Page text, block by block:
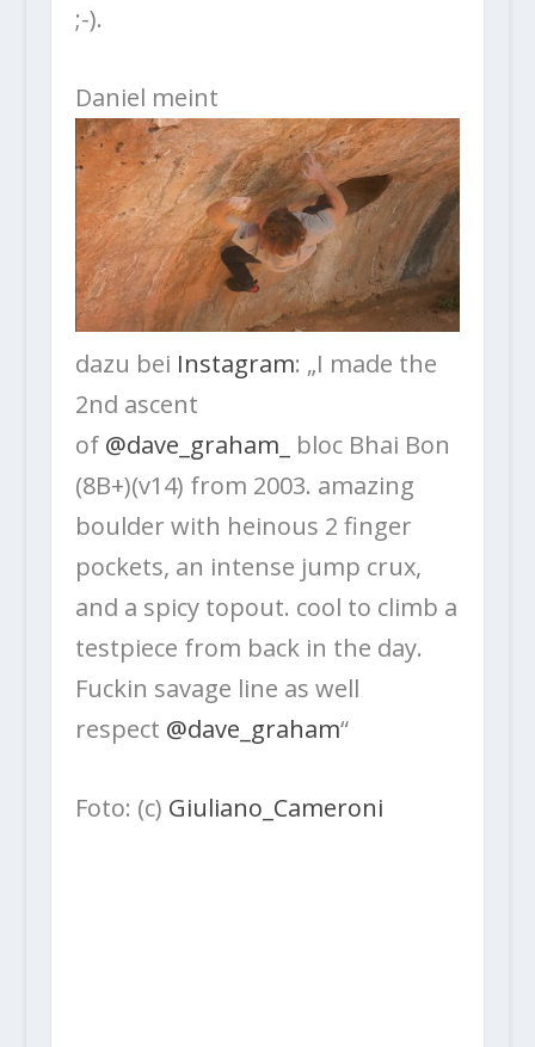
;-).
Daniel meint
dazu bei Instagram: „I made the
2nd ascent
of @dave_graham_
bloc Bhai Bon
(8B+)(v14) from 2003. amazing
boulder with heinous 2 finger
pockets, an intense jump crux,
and a spicy topout. cool to climb a
testpiece from back in the day.
Fuckin savage line as well
respect @dave_graham“
Foto: (c) Giuliano_Cameroni